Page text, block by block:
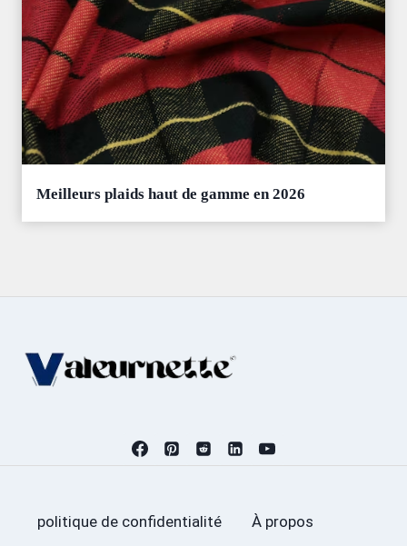
Meilleurs plaids haut de gamme en 2026
politique de confidentialité À propos